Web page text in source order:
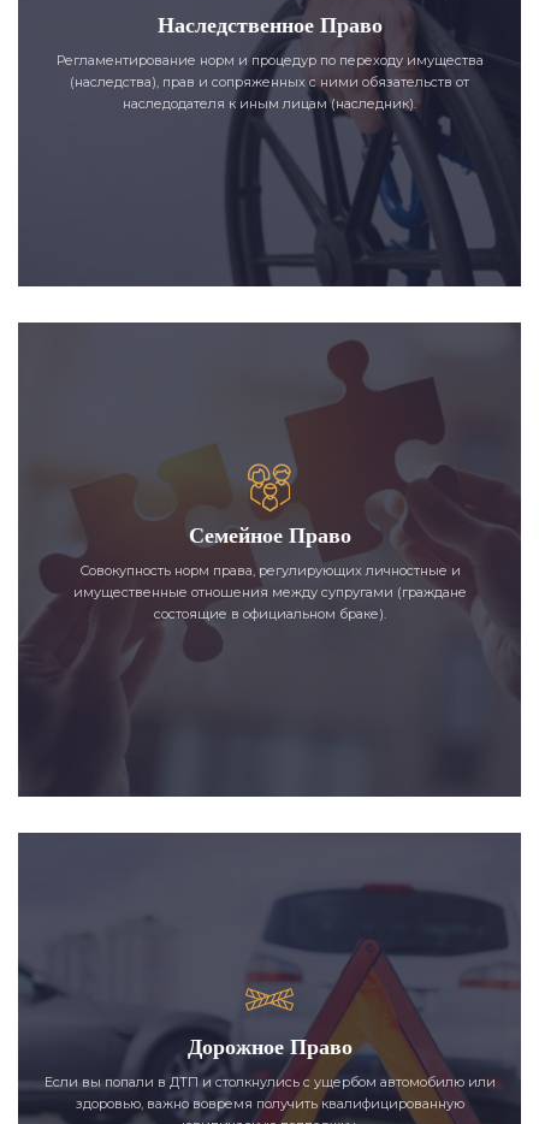
Наследственное Право
Регламентирование норм и процедур по переходу имущества
(наследства), прав и сопряженных с ними обязательств от
наследодателя к иным лицам (наследник).
Семейное Право
Совокупность норм права, регулирующих личностные и
имущественные отношения между супругами (граждане
состоящие в официальном браке).
Дорожное Право
Если вы попали в ДТП и столкнулись с ущербом автомобилю или
здоровью, важно вовремя получить квалифицированную